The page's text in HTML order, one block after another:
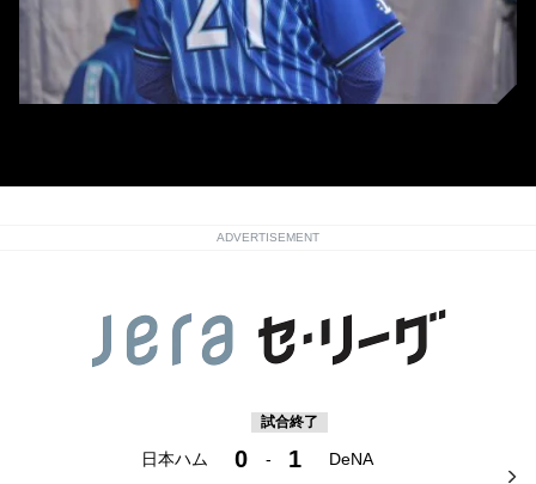
ADVERTISEMENT
試合終了
日本ハム 0 - 1 DeNA